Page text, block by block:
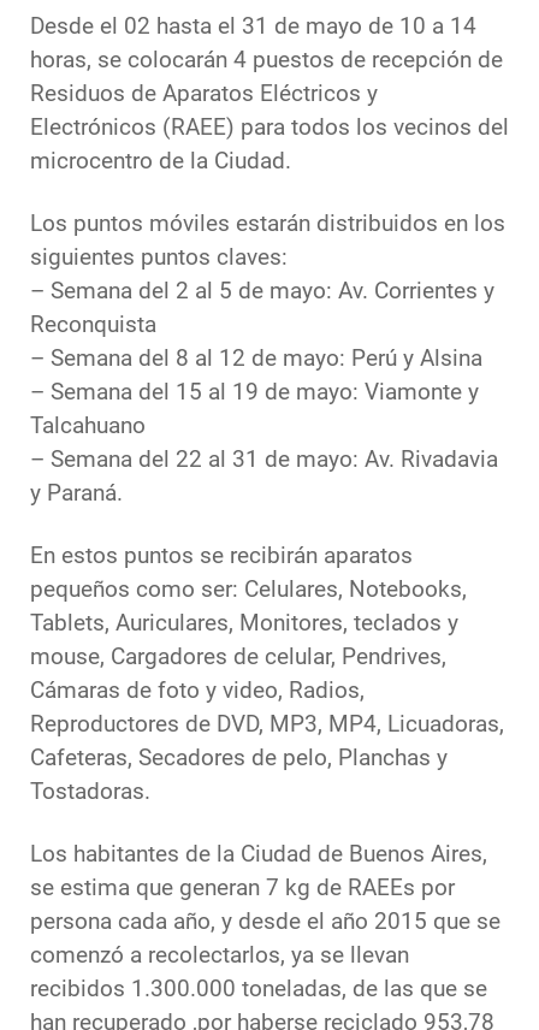
Desde el 02 hasta el 31 de mayo de 10 a 14
horas, se colocarán 4 puestos de recepción de
Residuos de Aparatos Eléctricos y
Electrónicos (RAEE) para todos los vecinos del
microcentro de la Ciudad.
Los puntos móviles estarán distribuidos en los
siguientes puntos claves:
– Semana del 2 al 5 de mayo: Av. Corrientes y
Reconquista
– Semana del 8 al 12 de mayo: Perú y Alsina
– Semana del 15 al 19 de mayo: Viamonte y
Talcahuano
– Semana del 22 al 31 de mayo: Av. Rivadavia
y Paraná.
En estos puntos se recibirán aparatos
pequeños como ser: Celulares, Notebooks,
Tablets, Auriculares, Monitores, teclados y
mouse, Cargadores de celular, Pendrives,
Cámaras de foto y video, Radios,
Reproductores de DVD, MP3, MP4, Licuadoras,
Cafeteras, Secadores de pelo, Planchas y
Tostadoras.
Los habitantes de la Ciudad de Buenos Aires,
se estima que generan 7 kg de RAEEs por
persona cada año, y desde el año 2015 que se
comenzó a recolectarlos, ya se llevan
recibidos 1.300.000 toneladas, de las que se
han recuperado ,por haberse reciclado 953,78